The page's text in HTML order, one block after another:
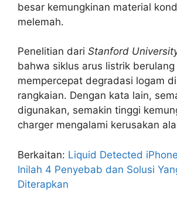
besar kemungkinan material
melemah.
Penelitian dari Stanford
bahwa siklus arus listrik
mempercepat degradasi logam
rangkaian. Dengan kata lain,
digunakan, semakin tinggi
charger mengalami kerusakan
Berkaitan: Liquid Detected
Inilah 4 Penyebab dan Solusi
Diterapkan